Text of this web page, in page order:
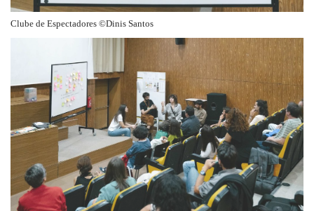
Clube de Espectadores ©Dinis Santos